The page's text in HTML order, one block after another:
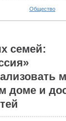
Общество
семей:
доме и